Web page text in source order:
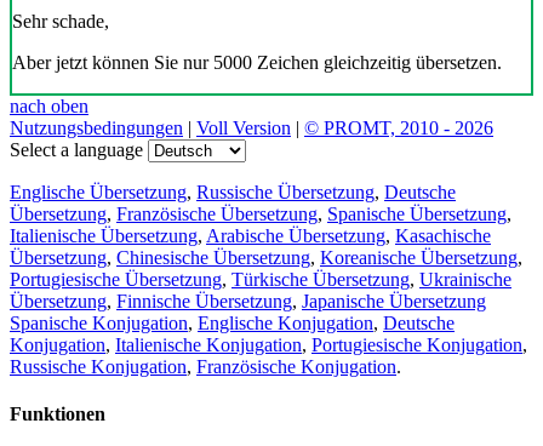
Sehr schade,
Aber jetzt können Sie nur 5000 Zeichen gleichzeitig übersetzen.
nach oben
Nutzungsbedingungen | Voll Version | © PROMT, 2010 - 2026
Select a language
Englische Übersetzung, Russische Übersetzung, Deutsche
Übersetzung, Französische Übersetzung, Spanische Übersetzung,
Italienische Übersetzung, Arabische Übersetzung, Kasachische
Übersetzung, Chinesische Übersetzung, Koreanische Übersetzung,
Portugiesische Übersetzung, Türkische Übersetzung, Ukrainische
Übersetzung, Finnische Übersetzung, Japanische Übersetzung
Spanische Konjugation, Englische Konjugation, Deutsche
Konjugation, Italienische Konjugation, Portugiesische Konjugation,
Russische Konjugation, Französische Konjugation.
Funktionen